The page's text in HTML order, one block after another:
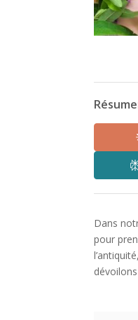
Dans
pour